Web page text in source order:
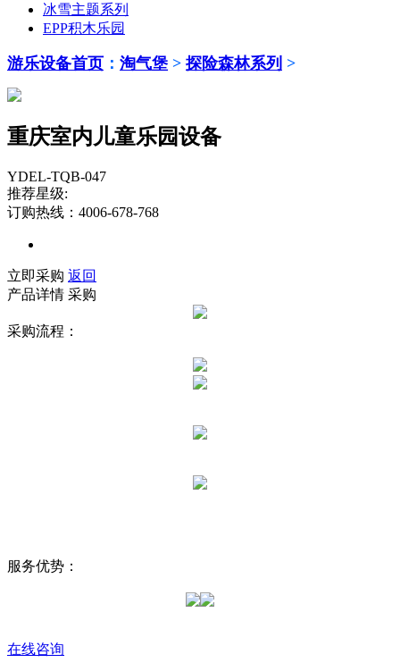
冰雪主题系列
EPP积木乐园
游乐设备首页 ： 淘气堡 > 探险森林系列 >
重庆室内儿童乐园设备
YDEL-TQB-047
推荐星级:
订购热线：4006-678-768
立即采购 返回
产品详情 采购
采购流程：
服务优势：
在线咨询